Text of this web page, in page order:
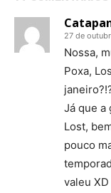
27 de
Nossa,
Poxa,
Já que a
Lost,
pouco
valeu XD